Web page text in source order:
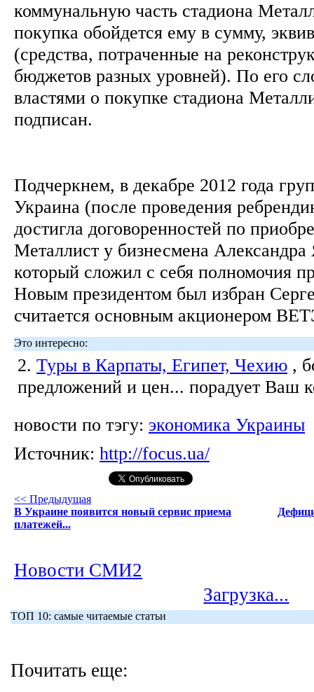
коммунальную часть стадиона
покупка обойдется ему в сумму,
(средства, потраченные на
бюджетов разных уровней). По его
властями о покупке стадиона
подписан.
Подчеркнем, в декабре 2012 года
Украина (после проведения
достигла договоренностей по
Металлист у бизнесмена Александра
который сложил с себя полномочия
Новым президентом был избран
считается основным акционером
Это интересно:
2. Туры в Карпаты, Египет, Чехию ,
предложений и цен... порадует Ваш
новости по тэгу: экономика Украины
Источник: http://focus.ua/
<< Предыдущая
В Украине появится новый сервис приема
платежей...
Новости СМИ2
Загрузка...
ТОП 10: самые читаемые статьи
Почитать еще: